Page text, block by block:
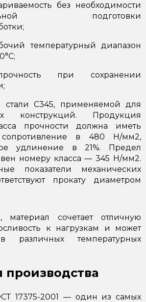
без необходимости
подготовки
температурный диапазон
при сохранении
стали С345, применяемой для
конструкций. Продукция
прочности должна иметь
в 480 Н/мм2,
удлинение в 21%. Предел
номеру класса — 345 Н/мм2.
показатели механических
прокату диаметром
материал сочетает отличную
к нагрузкам и может
различных температурных
производства
17375-2001 — один из самых